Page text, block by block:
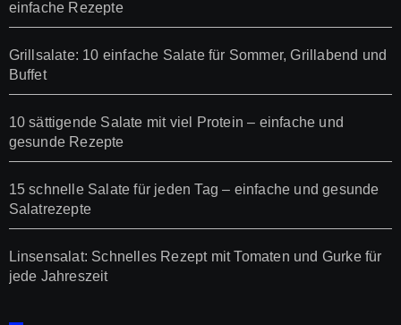
einfache Rezepte
Grillsalate: 10 einfache Salate für Sommer, Grillabend und
Buffet
10 sättigende Salate mit viel Protein – einfache und
gesunde Rezepte
15 schnelle Salate für jeden Tag – einfache und gesunde
Salatrezepte
Linsensalat: Schnelles Rezept mit Tomaten und Gurke für
jede Jahreszeit